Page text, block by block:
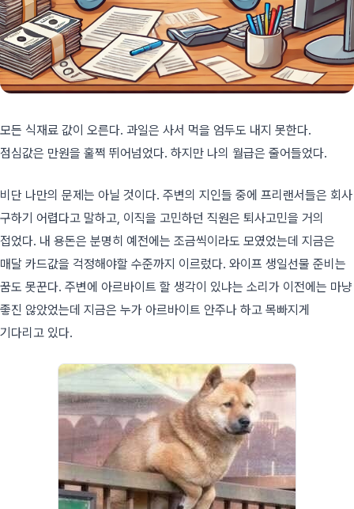
모든 식재료 값이 오른다. 과일은 사서 먹을 엄두도 내지 못한다.
점심값은 만원을 훌쩍 뛰어넘었다. 하지만 나의 월급은 줄어들었다.
비단 나만의 문제는 아닐 것이다. 주변의 지인들 중에 프리랜서들은 회사
구하기 어렵다고 말하고, 이직을 고민하던 직원은 퇴사고민을 거의
접었다. 내 용돈은 분명히 예전에는 조금씩이라도 모였었는데 지금은
매달 카드값을 걱정해야할 수준까지 이르렀다. 와이프 생일선물 준비는
꿈도 못꾼다. 주변에 아르바이트 할 생각이 있냐는 소리가 이전에는 마냥
좋진 않았었는데 지금은 누가 아르바이트 안주나 하고 목빠지게
기다리고 있다.